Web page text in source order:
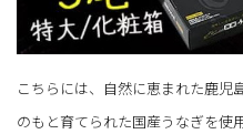
こちらには、自然に恵まれた鹿児
のもと育てられた国産うなぎを使